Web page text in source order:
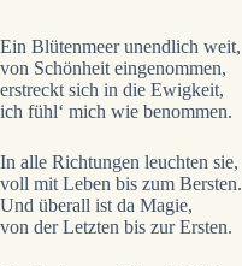
Ein Blütenmeer unendlich weit,
von Schönheit eingenommen,
erstreckt sich in die Ewigkeit,
ich fühl‘ mich wie benommen.
In alle Richtungen leuchten sie,
voll mit Leben bis zum Bersten.
Und überall ist da Magie,
von der Letzten bis zur Ersten.